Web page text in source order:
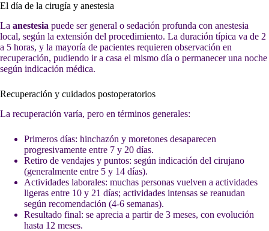
El día de la cirugía y anestesia
La anestesia puede ser general o sedación profunda con anestesia
local, según la extensión del procedimiento. La duración típica va de 2
a 5 horas, y la mayoría de pacientes requieren observación en
recuperación, pudiendo ir a casa el mismo día o permanecer una noche
según indicación médica.
Recuperación y cuidados postoperatorios
La recuperación varía, pero en términos generales:
Primeros días: hinchazón y moretones desaparecen
progresivamente entre 7 y 20 días.
Retiro de vendajes y puntos: según indicación del cirujano
(generalmente entre 5 y 14 días).
Actividades laborales: muchas personas vuelven a actividades
ligeras entre 10 y 21 días; actividades intensas se reanudan
según recomendación (4-6 semanas).
Resultado final: se aprecia a partir de 3 meses, con evolución
hasta 12 meses.